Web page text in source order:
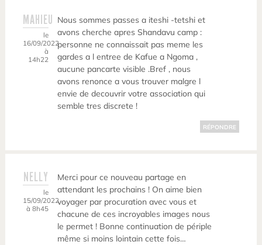
MAHIEU
le
16/09/2022
à
14h22
Nous sommes passes a iteshi -tetshi et
avons cherche apres Shandavu camp :
personne ne connaissait pas meme les
gardes a l entree de Kafue a Ngoma ,
aucune pancarte visible .Bref , nous
avons renonce a vous trouver malgre l
envie de decouvrir votre association qui
semble tres discrete !
RÉPONDRE
NELLY
le
15/09/2022
à 8h45
Merci pour ce nouveau partage en
attendant les prochains ! On aime bien
voyager par procuration avec vous et
chacune de ces incroyables images nous
le permet ! Bonne continuation de périple
même si moins lointain cette fois…